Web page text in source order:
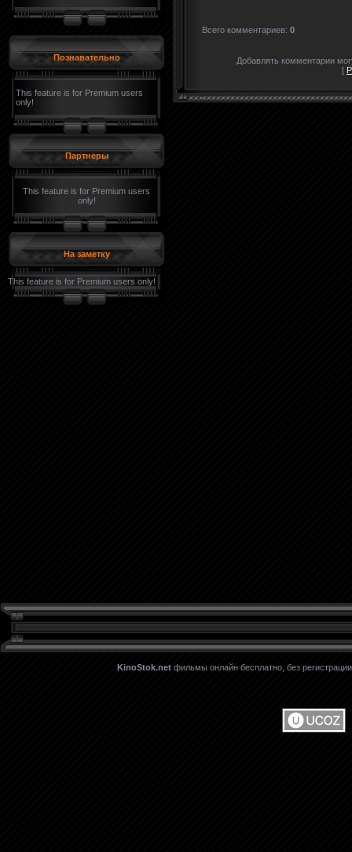
Познавательно
This feature is for Premium users
only!
Партнеры
This feature is for Premium users
only!
На заметку
This feature is for Premium users only!
Всего комментариев: 0
Добавлять комментарии
[
KinoStok.net фильмы онлайн бесплатно, без